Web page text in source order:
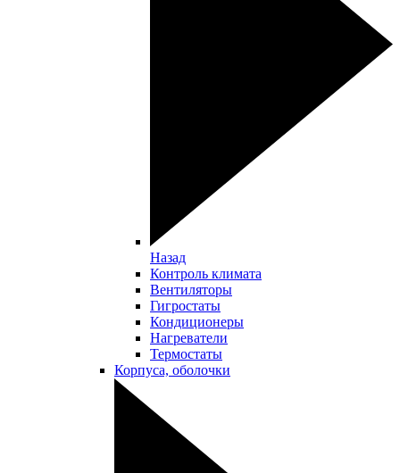
Назад
Контроль климата
Вентиляторы
Гигростаты
Кондиционеры
Нагреватели
Термостаты
Корпуса, оболочки